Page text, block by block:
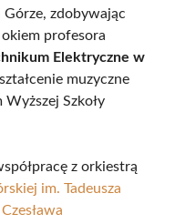
zdobywając
profesora
Elektryczne w
muzyczne
Szkoły
z orkiestrą
im. Tadeusza
Czesława